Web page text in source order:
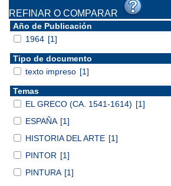
REFINAR O COMPARAR
Año de Publicación
1964 [1]
Tipo de documento
texto impreso [1]
Temas
EL GRECO (CA. 1541-1614) [1]
ESPAÑA [1]
HISTORIA DEL ARTE [1]
PINTOR [1]
PINTURA [1]